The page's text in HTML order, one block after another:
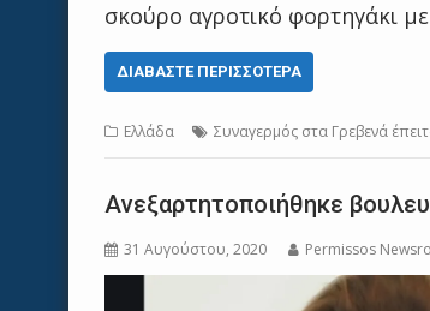
σκούρο αγροτικό φορτηγάκι
ΔΙΑΒΆΣΤΕ ΠΕΡΙΣΣΌΤΕΡΑ
Ελλάδα Συναγερμός στα Γρεβενά
Ανεξαρτητοποιήθηκε
31 Αυγούστου, 2020 Permissos